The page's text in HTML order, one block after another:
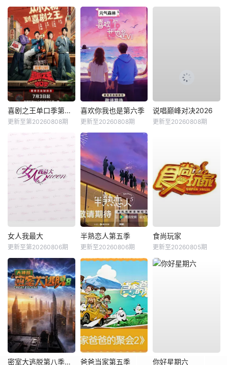
喜剧之王单口季第三季
更新至第20260808期
喜欢你我也是第六季
更新至20260808期
说唱巅峰对决2026
更新至20260808期
女人我最大
更新至第20260806期
半熟恋人第五季
更新至20260806期
食尚玩家
更新至20260805期
密室大逃脱第八季大神版 爸爸当家第五季 你好星期六